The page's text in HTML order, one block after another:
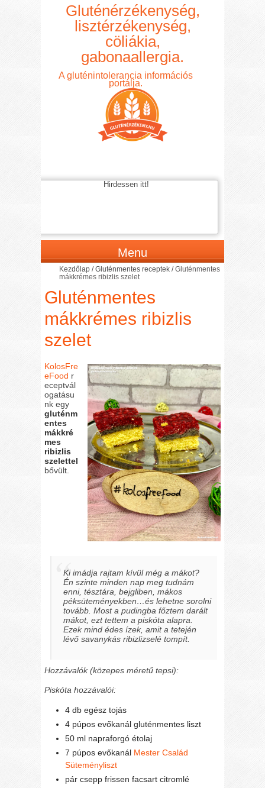
Gluténérzékenység,
lisztérzékenység,
cöliákia,
gabonaallergia.
A gluténintolerancia információs
portálja.
Hirdessen itt!
Menu
Kezdőlap /Gluténmentes receptek /Gluténmentes
mákkrémes ribizlis szelet
Gluténmentes
mákkrémes ribizlis
szelet
KolosFre
eFood r
eceptvál
ogatásu
nk egy
gluténm
entes
mákkré
mes
ribizlis
szelettel
bővült.
Ki imádja rajtam kívül még a mákot?
Én szinte minden nap meg tudnám
enni, tésztára, bejgliben, mákos
péksüteményekben…és lehetne sorolni
tovább. Most a pudingba főztem darált
mákot, ezt tettem a piskóta alapra.
Ezek mind édes ízek, amit a tetején
lévő savanykás ribizlizselé tompít.
Hozzávalók (közepes méretű tepsi):
Piskóta hozzávalói:
4 db egész tojás
4 púpos evőkanál gluténmentes liszt
50 ml napraforgó étolaj
7 púpos evőkanál Mester Család
Süteményliszt
pár csepp frissen facsart citromlé